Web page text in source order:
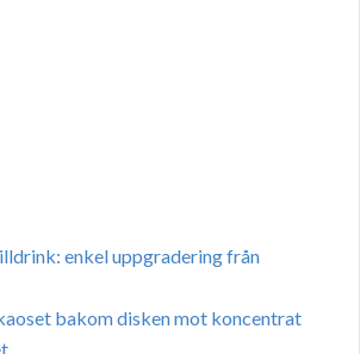
enkel uppgradering från
bakom disken mot koncentrat